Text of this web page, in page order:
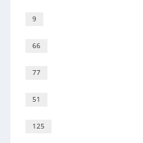
9
66
77
51
125